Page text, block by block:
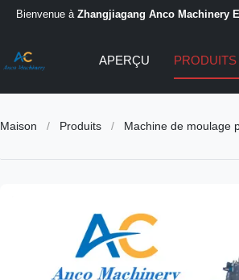
Bienvenue à Zhangjiagang Anco Machinery
APERÇU PRODUITS
Maison / Produits / Machine de moulage